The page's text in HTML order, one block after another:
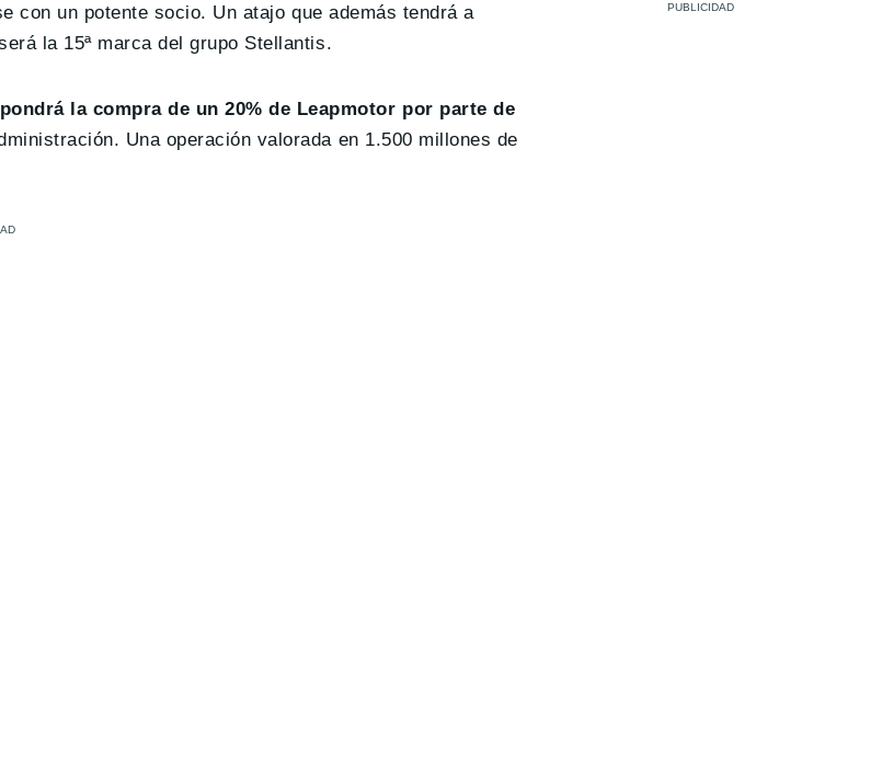
un potente socio. Un atajo que además tendrá a
la 15ª marca del grupo Stellantis.
la compra de un 20% de Leapmotor por parte de
Una operación valorada en 1.500 millones de